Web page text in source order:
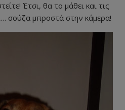
Έτσι, θα το μάθει και τις
σούζα μπροστά στην κάμερα!